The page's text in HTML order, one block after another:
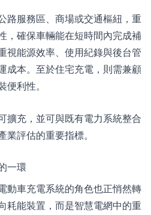
路服務區、商場或交通樞紐，重
，確保車輛能在短時間內完成補
視能源效率、使用紀錄與後台管
成本。至於住宅充電，則需兼顧
利性。
擴充，並可與既有電力系統整合
評估的重要指標。
一環
動車充電系統的角色也正悄然轉
耗能裝置，而是智慧電網中的重